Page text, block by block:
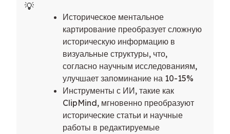
Историческое ментальное
картирование преобразует сложную
историческую информацию в
визуальные структуры, что,
согласно научным исследованиям,
улучшает запоминание на 10-15%
Инструменты с ИИ, такие как
ClipMind, мгновенно преобразуют
исторические статьи и научные
работы в редактируемые